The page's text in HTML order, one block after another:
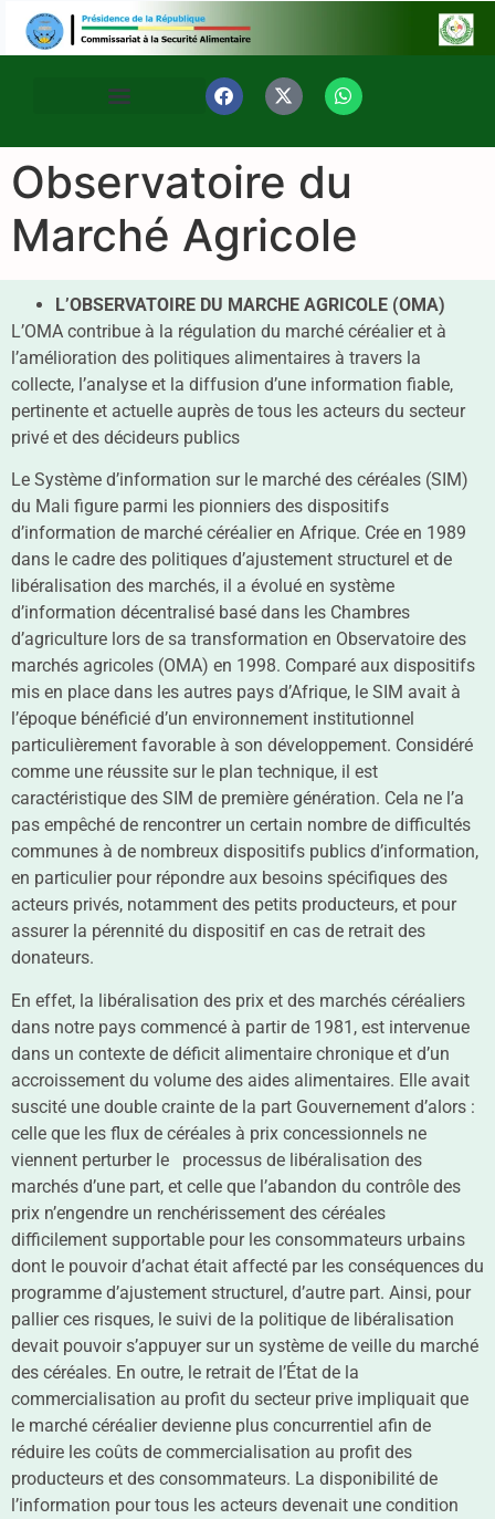
Observatoire du
Marché Agricole
L’OBSERVATOIRE DU MARCHE AGRICOLE (OMA)
L’OMA contribue à la régulation du marché céréalier et à
l’amélioration des politiques alimentaires à travers la
collecte, l’analyse et la diffusion d’une information fiable,
pertinente et actuelle auprès de tous les acteurs du secteur
privé et des décideurs publics
Le Système d’information sur le marché des céréales (SIM)
du Mali figure parmi les pionniers des dispositifs
d’information de marché céréalier en Afrique. Crée en 1989
dans le cadre des politiques d’ajustement structurel et de
libéralisation des marchés, il a évolué en système
d’information décentralisé basé dans les Chambres
d’agriculture lors de sa transformation en Observatoire des
marchés agricoles (OMA) en 1998. Comparé aux dispositifs
mis en place dans les autres pays d’Afrique, le SIM avait à
l’époque bénéficié d’un environnement institutionnel
particulièrement favorable à son développement. Considéré
comme une réussite sur le plan technique, il est
caractéristique des SIM de première génération. Cela ne l’a
pas empêché de rencontrer un certain nombre de difficultés
communes à de nombreux dispositifs publics d’information,
en particulier pour répondre aux besoins spécifiques des
acteurs privés, notamment des petits producteurs, et pour
assurer la pérennité du dispositif en cas de retrait des
donateurs.
En effet, la libéralisation des prix et des marchés céréaliers
dans notre pays commencé à partir de 1981, est intervenue
dans un contexte de déficit alimentaire chronique et d’un
accroissement du volume des aides alimentaires. Elle avait
suscité une double crainte de la part Gouvernement d’alors :
celle que les flux de céréales à prix concessionnels ne
viennent perturber le processus de libéralisation des
marchés d’une part, et celle que l’abandon du contrôle des
prix n’engendre un renchérissement des céréales
difficilement supportable pour les consommateurs urbains
dont le pouvoir d’achat était affecté par les conséquences du
programme d’ajustement structurel, d’autre part. Ainsi, pour
pallier ces risques, le suivi de la politique de libéralisation
devait pouvoir s’appuyer sur un système de veille du marché
des céréales. En outre, le retrait de l’État de la
commercialisation au profit du secteur prive impliquait que
le marché céréalier devienne plus concurrentiel afin de
réduire les coûts de commercialisation au profit des
producteurs et des consommateurs. La disponibilité de
l’information pour tous les acteurs devenait une condition